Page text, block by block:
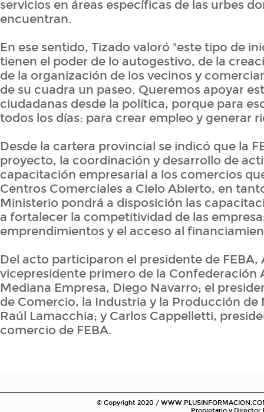
servicios en áreas específicas de las urbes
encuentran.
En ese sentido, Tizado valoró "este tipo de
tienen el poder de lo autogestivo, de la
de la organización de los vecinos y
de su cuadra un paseo. Queremos apoyar
ciudadanas desde la política, porque para
todos los días: para crear empleo y generar
Desde la cartera provincial se indicó que la
proyecto, la coordinación y desarrollo de
capacitación empresarial a los comercios
Centros Comerciales a Cielo Abierto, en
Ministerio pondrá a disposición las
a fortalecer la competitividad de las
emprendimientos y el acceso al
Del acto participaron el presidente de FEBA,
vicepresidente primero de la Confederación
Mediana Empresa, Diego Navarro; el
de Comercio, la Industria y la Producción de
Raúl Lamacchia; y Carlos Cappelletti,
comercio de FEBA.
© Copyright 2020 /
Propietario y Director